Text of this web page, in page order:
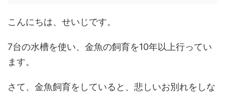
こんにちは、せいじです。
7台の水槽を使い、金魚の飼育を10年以上行ってい
ます。
さて、金魚飼育をしていると、悲しいお別れをしな